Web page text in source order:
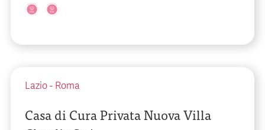
Lazio - Roma
Casa di Cura Privata Nuova Villa